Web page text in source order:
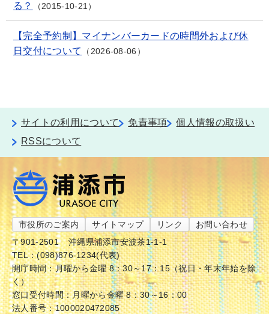
る？
2015-10-21
【完全予約制】マイナンバーカードの時間外および休
日交付について
2026-08-06
サイトの利用について 免責事項
個人情報の取扱い
RSSについて
市役所のご案内 サイトマップ リンク
お問い合わせ
〒901-2501
沖縄県浦添市安波茶1-1-1
TEL：(098)876-1234(代表)
開庁時間：月曜から金曜 8：30～17：15（祝日・年末年始を除
く）
窓口受付時間：月曜から金曜 8：30～16：00
法人番号：1000020472085